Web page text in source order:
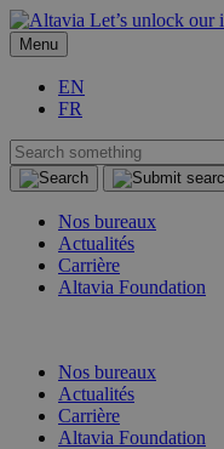
Let’s unlock our
Menu
EN
FR
Nos bureaux
Actualités
Carrière
Altavia Foundation
Nos bureaux
Actualités
Carrière
Altavia Foundation